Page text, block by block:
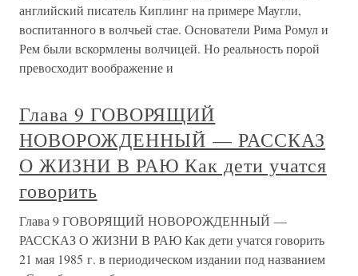
английский писатель Киплинг на примере Маугли,
воспитанного в волчьей стае. Основатели Рима Ромул и
Рем были вскормлены волчицей. Но реальность порой
превосходит воображение и
Глава 9 ГОВОРЯЩИЙ
НОВОРОЖДЕННЫЙ — РАССКАЗ
О ЖИЗНИ В РАЮ Как дети учатся
говорить
Глава 9 ГОВОРЯЩИЙ НОВОРОЖДЕННЫЙ —
РАССКАЗ О ЖИЗНИ В РАЮ Как дети учатся говорить
21 мая 1985 г. в периодическом издании под названием